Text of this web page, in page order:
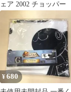
ェア 2002 チョッパー
¥680